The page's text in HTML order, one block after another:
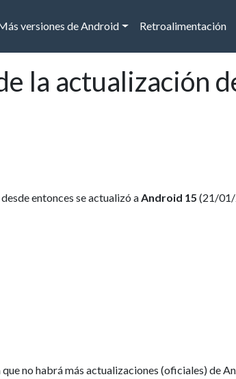
versiones de Android Retroalimentación
la actualización
entonces se actualizó aAndroid 15 (21/01/
no habrá más actualizaciones (oficiales) de